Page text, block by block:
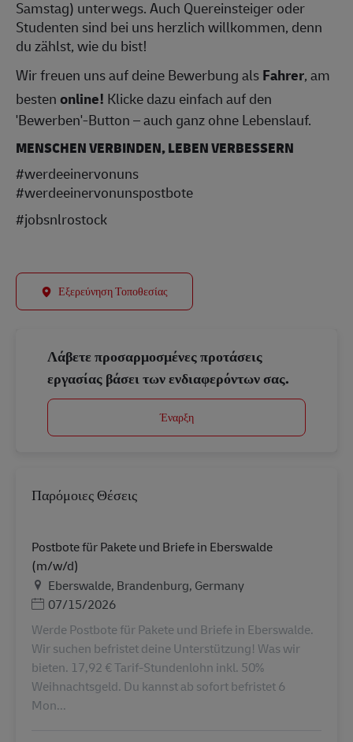
Samstag) unterwegs. Auch Quereinsteiger oder
Studenten sind bei uns herzlich willkommen, denn
du zählst, wie du bist!
Wir freuen uns auf deine Bewerbung alsFahrer, am
bestenonline! Klicke dazu einfach auf den
'Bewerben'-Button – auch ganz ohne Lebenslauf.
MENSCHEN VERBINDEN, LEBEN VERBESSERN
#werdeeinervonuns
#werdeeinervonunspostbote
#jobsnlrostock
Εξερεύνηση Τοποθεσίας
Λάβετε προσαρμοσμένες προτάσεις
εργασίας βάσει των ενδιαφερόντων σας.
Έναρξη
Παρόμοιες Θέσεις
Postbote für Pakete und Briefe in Eberswalde
(m/w/d)
Τοποθεσία
Eberswalde, Brandenburg, Germany
Ημερομηνία Ανάρτησης
07/15/2026
Werde Postbote für Pakete und Briefe in Eberswalde.
Wir suchen befristet deine Unterstützung! Was wir
bieten. 17,92 € Tarif-Stundenlohn inkl. 50%
Weihnachtsgeld. Du kannst ab sofort befristet 6
Mon...